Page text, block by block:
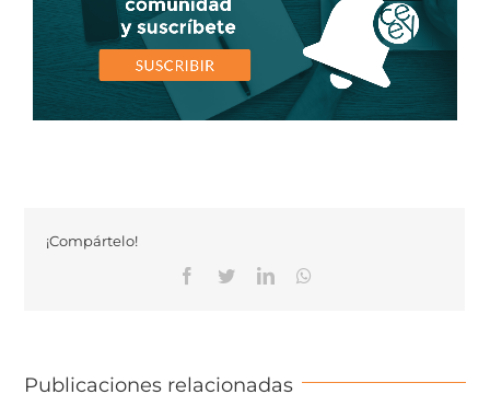
¡Compártelo!
Facebook
TwitterLinkedinWhatsapp
Publicaciones relacionadas